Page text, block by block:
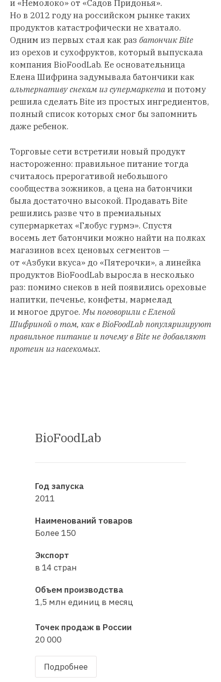
и «Немолоко» от «Садов Придонья».
Но в 2012 году на российском рынке таких
продуктов катастрофически не хватало.
Одним из первых стал как раз батончик Bite
из орехов и сухофруктов, который выпускала
компания BioFoodLab. Ее основательница
Елена Шифрина задумывала батончики как
альтернативу снекам из супермаркетаи потому
решила сделать Bite из простых ингредиентов,
полный список которых смог бы запомнить
даже ребенок.
Торговые сети встретили новый продукт
настороженно: правильное питание тогда
считалось прерогативой небольшого
сообщества зожников, а цена на батончики
была достаточно высокой. Продавать Bite
решились разве что в премиальных
супермаркетах «Глобус гурмэ». Спустя
восемь лет батончики можно найти на полках
магазинов всех ценовых сегментов —
от «Азбуки вкуса» до «Пятерочки», а линейка
продуктов BioFoodLab выросла в несколько
раз: помимо снеков в ней появились ореховые
напитки, печенье, конфеты, мармелад
и многое другое.Мы поговорили с Еленой
Шифриной о том, как в BioFoodLab популяризируют
правильное питание и почему в Bite не добавляют
протеин из насекомых.
BioFoodLab
Год запуска
2011
Наименований товаров
Более 150
Экспорт
в 14 стран
Объем производства
1,5 млн единиц в месяц
Точек продаж в России
20 000
Подробнее